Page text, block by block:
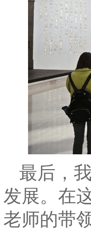
最后，
发展。在
老师的带